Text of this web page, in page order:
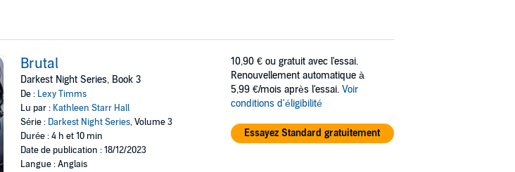
Brutal
Darkest Night Series, Book 3
De : Lexy Timms
Lu par : Kathleen Starr Hall
Série : Darkest Night Series, Volume 3
Durée : 4 h et 10 min
Date de publication : 18/12/2023
Langue : Anglais
10,90 € ou gratuit avec l'essai.
Renouvellement automatique à
5,99 €/mois après l'essai. Voir
conditions d'éligibilité
Essayez Standard gratuitement